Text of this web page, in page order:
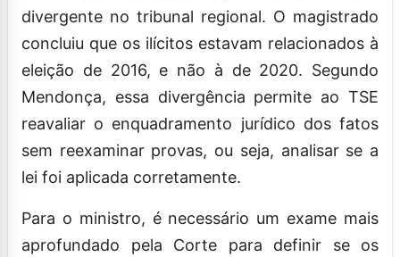
divergente no tribunal regional. O magistrado
concluiu que os ilícitos estavam relacionados à
eleição de 2016, e não à de 2020. Segundo
Mendonça, essa divergência permite ao TSE
reavaliar o enquadramento jurídico dos fatos
sem reexaminar provas, ou seja, analisar se a
lei foi aplicada corretamente.
Para o ministro, é necessário um exame mais
aprofundado pela Corte para definir se os